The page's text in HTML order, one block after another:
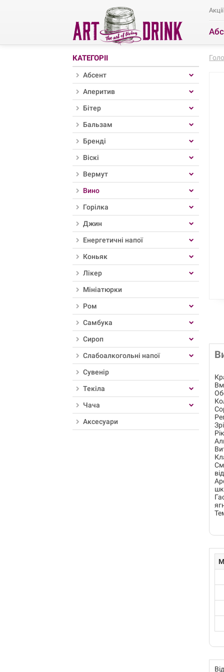
Акції
КАТЕГОРІЇ
Абсент
Аперитив
Бітер
Бальзам
Бренді
Віскі
Вермут
Вино
Горілка
Джин
Енергетичні напої
Коньяк
Лікер
Мініатюрки
Ром
Самбука
Сироп
Слабоалкогольні напої
Сувенір
Текіла
Чача
Аксесуари